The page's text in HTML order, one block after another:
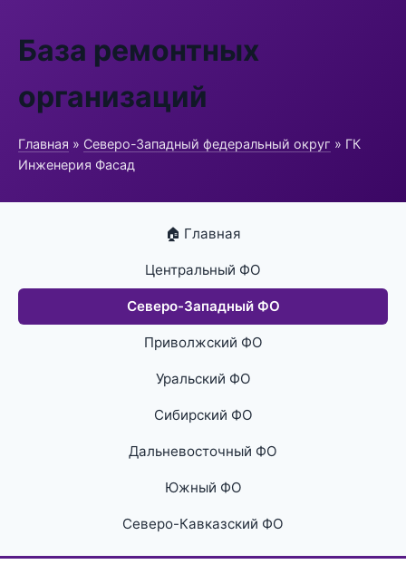
База ремонтных
организаций
Главная » Северо-Западный федеральный округ » ГК
Инженерия Фасад
🏠 Главная
Центральный ФО
Северо-Западный ФО
Приволжский ФО
Уральский ФО
Сибирский ФО
Дальневосточный ФО
Южный ФО
Северо-Кавказский ФО